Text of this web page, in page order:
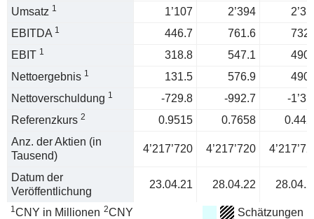
Umsatz 1 1’107 2’394
EBITDA 1 446.7 761.6
EBIT 1 318.8 547.1
Nettoergebnis 1 131.5 576.9
Nettoverschuldung 1 -729.8 -992.7
-
Referenzkurs 2 0.9515 0.7658
Anz. der Aktien (in
Tausend)
4’217’720 4’217’720
Datum der
Veröffentlichung
23.04.21 28.04.22
1CNY in Millionen 2CNY Schätzungen